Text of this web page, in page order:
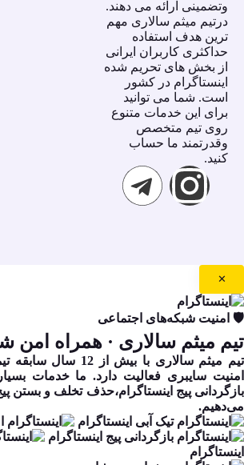
وتضمينى ارائه مى دهند.
درتيم ميثم سالارى مهم
ترين هدف استفاده
حداكثرى كاربران ايرانى
از بخش هاى تحريم شده
اينستاگرام در كشور
است. شما مى توانيد
براى اين خدمات متنوع
روى تيم متخصص
وقدرتمند ما حساب
كنيد.
✕
🛡️ امنیت شبکه‌های اجتماعی
تیم میثم سالاری · همراه امن
تیم میثم سالاری با بیش
امنیت سایبری فعالیت دارد. ما خدمات
بازگردانی پیج اینستاگرام،حذف تخلف و بستن
می‌دهیم.
تیک آبی اینستاگرام
بازگردانی پیج اینستاگرام
اینستاگرام